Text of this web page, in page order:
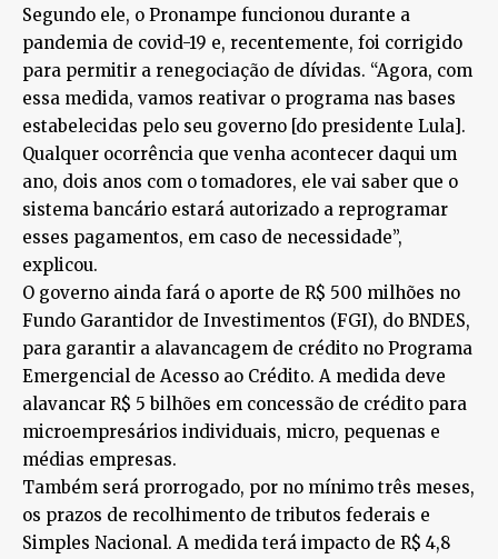
Segundo ele, o Pronampe funcionou durante a
pandemia de covid-19 e, recentemente, foi corrigido
para permitir a renegociação de dívidas. “Agora, com
essa medida, vamos reativar o programa nas bases
estabelecidas pelo seu governo [do presidente Lula].
Qualquer ocorrência que venha acontecer daqui um
ano, dois anos com o tomadores, ele vai saber que o
sistema bancário estará autorizado a reprogramar
esses pagamentos, em caso de necessidade”,
explicou.
O governo ainda fará o aporte de R$ 500 milhões no
Fundo Garantidor de Investimentos (FGI), do BNDES,
para garantir a alavancagem de crédito no Programa
Emergencial de Acesso ao Crédito. A medida deve
alavancar R$ 5 bilhões em concessão de crédito para
microempresários individuais, micro, pequenas e
médias empresas.
Também será prorrogado, por no mínimo três meses,
os prazos de recolhimento de tributos federais e
Simples Nacional. A medida terá impacto de R$ 4,8